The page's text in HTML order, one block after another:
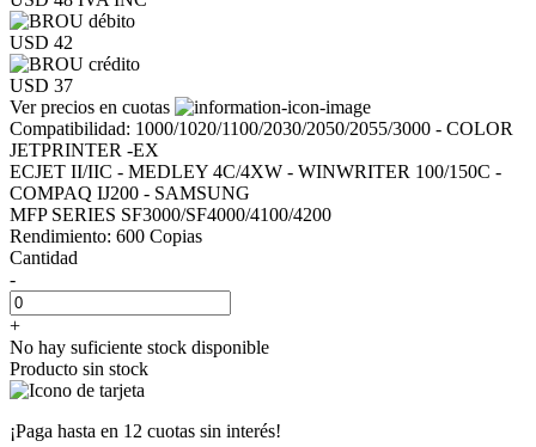
USD 42
USD 37
Ver precios en cuotas
Compatibilidad: 1000/1020/1100/2030/2050/2055/3000 - COLOR
JETPRINTER -EX
ECJET II/IIC - MEDLEY 4C/4XW - WINWRITER 100/150C -
COMPAQ IJ200 - SAMSUNG
MFP SERIES SF3000/SF4000/4100/4200
Rendimiento: 600 Copias
Cantidad
-
+
No hay suficiente stock disponible
Producto sin stock
¡Paga hasta en 12 cuotas sin interés!